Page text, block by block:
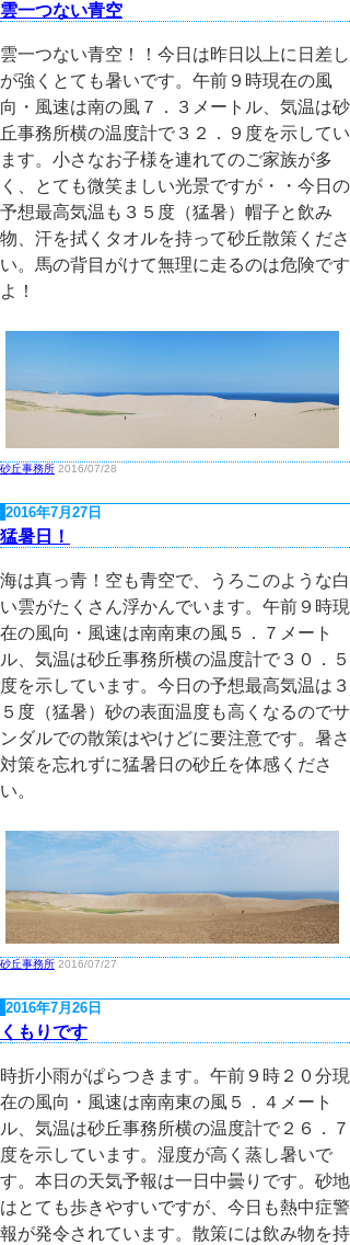
雲一つない青空
雲一つない青空！！今日は昨日以上に日差し
が強くとても暑いです。午前９時現在の風
向・風速は南の風７．３メートル、気温は砂
丘事務所横の温度計で３２．９度を示してい
ます。小さなお子様を連れてのご家族が多
く、とても微笑ましい光景ですが・・今日の
予想最高気温も３５度（猛暑）帽子と飲み
物、汗を拭くタオルを持って砂丘散策くださ
い。馬の背目がけて無理に走るのは危険です
よ！
砂丘事務所 2016/07/28
2016年7月27日
猛暑日！
海は真っ青！空も青空で、うろこのような白
い雲がたくさん浮かんでいます。午前９時現
在の風向・風速は南南東の風５．７メート
ル、気温は砂丘事務所横の温度計で３０．５
度を示しています。今日の予想最高気温は３
５度（猛暑）砂の表面温度も高くなるのでサ
ンダルでの散策はやけどに要注意です。暑さ
対策を忘れずに猛暑日の砂丘を体感くださ
い。
砂丘事務所 2016/07/27
2016年7月26日
くもりです
時折小雨がぱらつきます。午前９時２０分現
在の風向・風速は南南東の風５．４メート
ル、気温は砂丘事務所横の温度計で２６．７
度を示しています。湿度が高く蒸し暑いで
す。本日の天気予報は一日中曇りです。砂地
はとても歩きやすいですが、今日も熱中症警
報が発令されています。散策には飲み物を持